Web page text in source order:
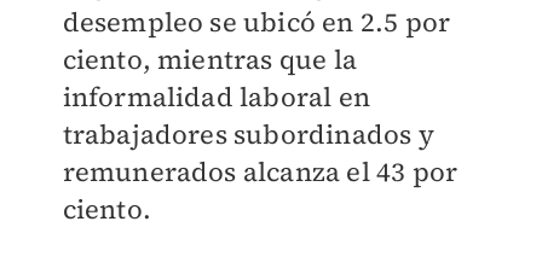
desempleo se ubicó en 2.5 por
ciento, mientras que la
informalidad laboral en
trabajadores subordinados y
remunerados alcanza el 43 por
ciento.